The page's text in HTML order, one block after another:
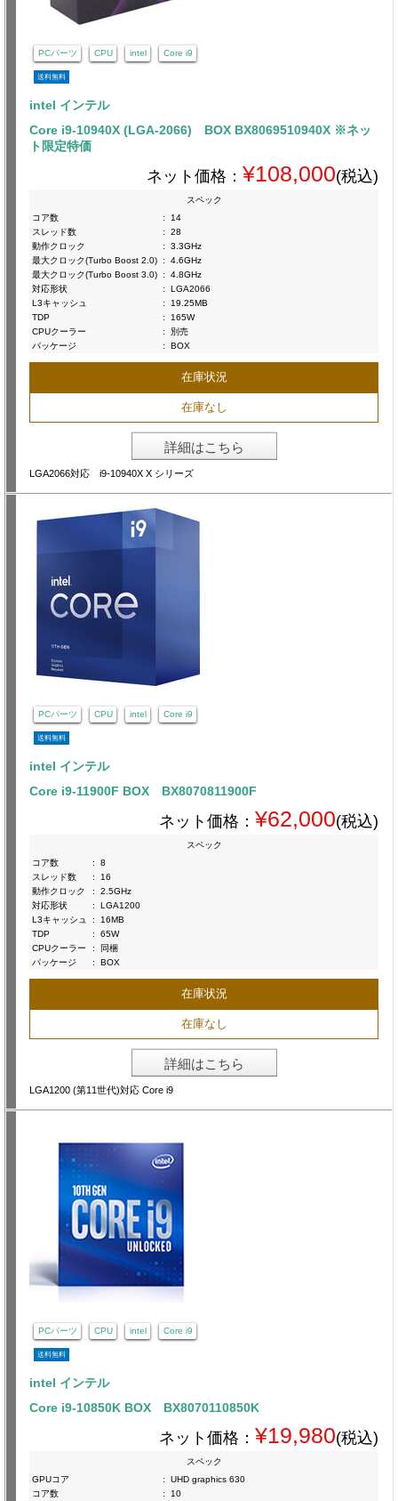
PCパーツ CPU intel Core i9
送料無料
intel インテル
Core i9-10940X (LGA-2066) BOX BX8069510940X ※ネッ
ト限定特価
ネット価格： ¥108,000(税込)
スペック
コア数
:
14
スレッド数
:
28
動作クロック
:
3.3GHz
最大クロック(Turbo Boost 2.0) :
4.6GHz
最大クロック(Turbo Boost 3.0) :
4.8GHz
対応形状
:
LGA2066
L3キャッシュ
:
19.25MB
TDP
:
165W
CPUクーラー
:
別売
パッケージ
: BOX
在庫状況
在庫なし
詳細はこちら
LGA2066対応 i9-10940X X シリーズ
PCパーツ CPU intel Core i9
送料無料
intel インテル
Core i9-11900F BOX BX8070811900F
ネット価格： ¥62,000(税込)
スペック
コア数
:
8
スレッド数
:
16
動作クロック
:
2.5GHz
対応形状
:
LGA1200
L3キャッシュ
:
16MB
TDP
:
65W
CPUクーラー
:
同梱
パッケージ
: BOX
在庫状況
在庫なし
詳細はこちら
LGA1200 (第11世代)対応 Core i9
PCパーツ CPU intel Core i9
送料無料
intel インテル
Core i9-10850K BOX BX8070110850K
ネット価格： ¥19,980(税込)
スペック
GPUコア
:
UHD graphics 630
コア数
:
10